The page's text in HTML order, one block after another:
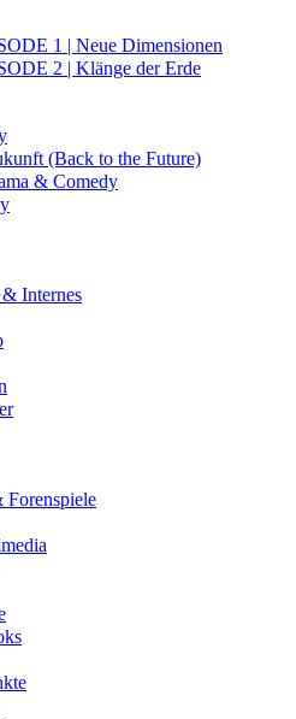
1 | Neue Dimensionen
2 | Klänge der Erde
(Back to the Future)
& Comedy
Internes